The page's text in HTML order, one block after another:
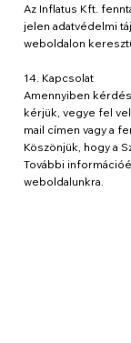
Az Inflatus Kft.
jelen adatvédelmi
weboldalon
14. Kapcsolat
Amennyiben
kérjük, vegye fel
mail címen vagy a
Köszönjük, hogy a
További
weboldalunkra.